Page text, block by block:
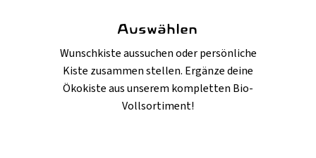
Auswählen
Wunschkiste aussuchen oder persönliche
Kiste zusammen stellen. Ergänze deine
Ökokiste aus unserem kompletten Bio-
Vollsortiment!